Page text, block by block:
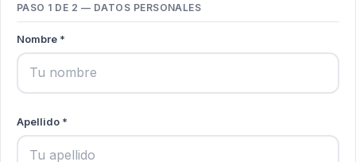
PASO 1 DE 2 — DATOS PERSONALES
Nombre *
Apellido *